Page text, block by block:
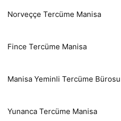
Norveççe Tercüme Manisa
Fince Tercüme Manisa
Manisa Yeminli Tercüme
Yunanca Tercüme Manisa